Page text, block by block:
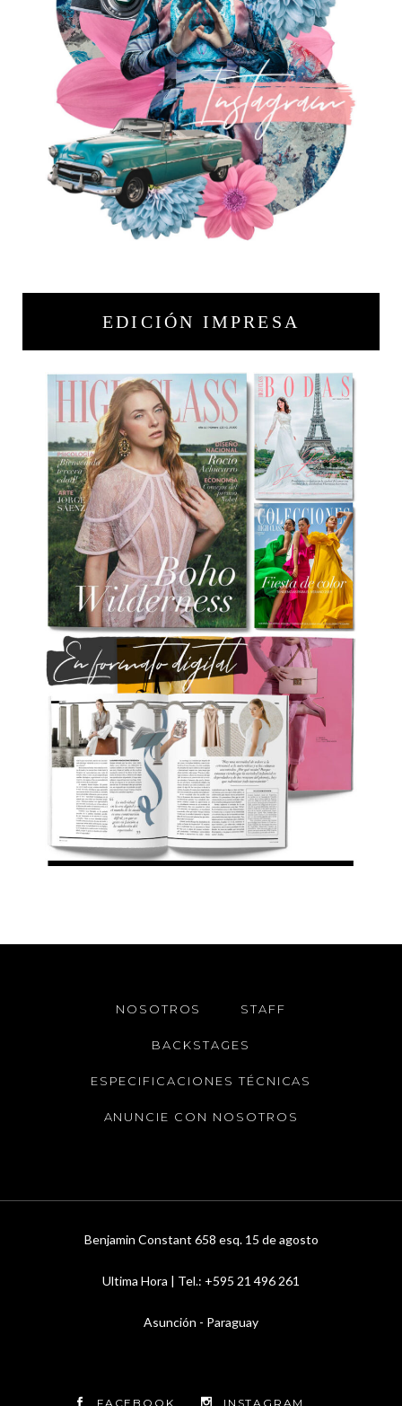
EDICIÓN IMPRESA
NOSOTROS STAFF
BACKSTAGES
ESPECIFICACIONES TÉCNICAS
ANUNCIE CON NOSOTROS
Benjamin Constant 658 esq. 15 de agosto
Ultima Hora | Tel.: +595 21 496 261
Asunción - Paraguay
FACEBOOK INSTAGRAM